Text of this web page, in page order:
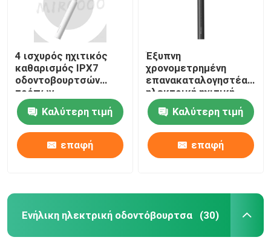
4 ισχυρός ηχιτικός
καθαρισμός IPX7
οδοντοβουρτσών
τρόπων
επανακαταλογηστέος
ηλεκτρικός
αδιάβροχος
Καλύτερη τιμή
επαφή
Έξυπνη
χρονομετρημένη
επανακαταλογηστέα
ηλεκτρική ηχιτική
ασύρματη χρέωση
οδοντοβουρτσών
αδιάβροχη
Καλύτερη τιμή
επαφή
Ενήλικη ηλεκτρική οδοντόβουρτσα (30)